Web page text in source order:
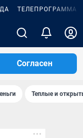
ТЕЛЕПРОГРАММА
Согласен
Теплые и